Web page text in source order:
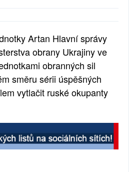
Artan Hlavní správy
obrany Ukrajiny ve
obranných sil
směru sérii úspěšných
vytlačit ruské okupanty